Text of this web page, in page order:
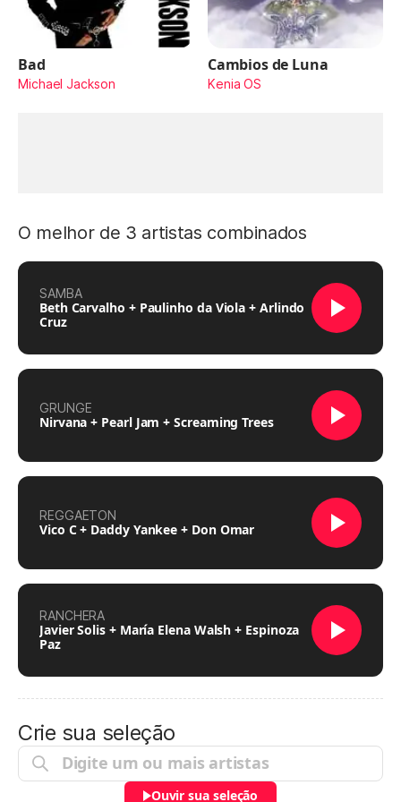
Bad
Michael Jackson
Cambios de Luna
Kenia OS
O melhor de 3 artistas combinados
SAMBA
Beth Carvalho + Paulinho da Viola + Arlindo
Cruz
GRUNGE
Nirvana + Pearl Jam + Screaming Trees
REGGAETON
Vico C + Daddy Yankee + Don Omar
RANCHERA
Javier Solis + María Elena Walsh + Espinoza
Paz
Crie sua seleção
Ouvir sua seleção